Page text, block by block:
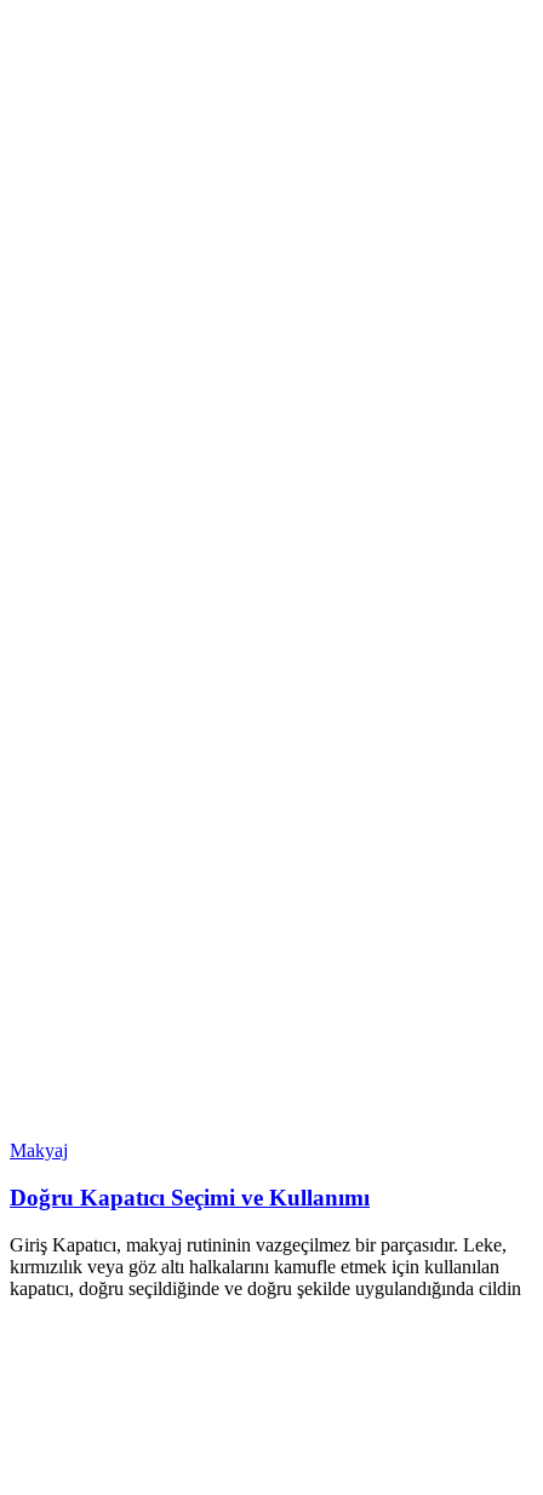
Makyaj
Doğru Kapatıcı Seçimi ve Kullanımı
Giriş Kapatıcı, makyaj rutininin vazgeçilmez bir parçasıdır. Leke,
kırmızılık veya göz altı halkalarını kamufle etmek için kullanılan
kapatıcı, doğru seçildiğinde ve doğru şekilde uygulandığında cildin